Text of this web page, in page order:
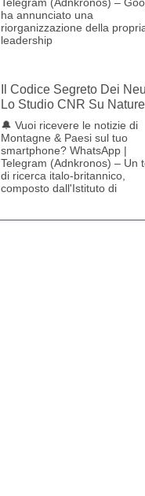
Telegram (Adnkronos) –
ha annunciato una
riorganizzazione della
leadership
Il Codice Segreto Dei
Lo Studio CNR Su Nature
🔔 Vuoi ricevere le notizie di
Montagne & Paesi sul tuo
smartphone? WhatsApp |
Telegram (Adnkronos) – Un
di ricerca italo-britannico,
composto dall'Istituto di